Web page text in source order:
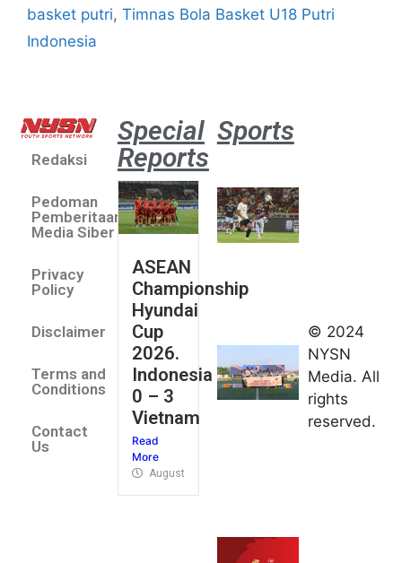
basket putri, Timnas Bola Basket U18 Putri
Indonesia
Redaksi
Pedoman
Pemberitaan
Media Siber
Privacy
Policy
Disclaimer
Terms and
Conditions
Contact
Us
Special
Reports
ASEAN
Championship
Hyundai
Cup
2026.
Indonesia
0 – 3
Vietnam
Read
More
August 4, 2026
Sports
umum
Kejurnas
Panahan
Junior di
Kudus
© 2024
NYSN
Media. All
rights
reserved.